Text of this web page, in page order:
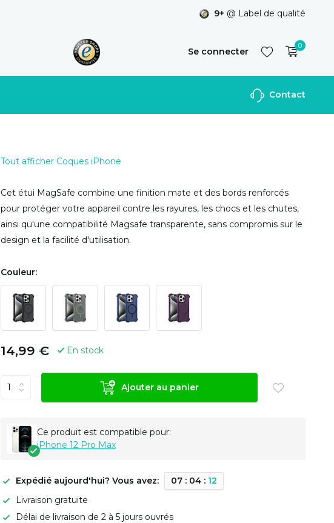
9+ @ Label de qualité
Se connecter
S'inscrire
0
Contact
Tout afficher Coques iPhone
Cet étui MagSafe combine une finition mate et des bords renforcés
pour protéger votre appareil contre les rayures, les chocs et les chutes,
ainsi qu'une compatibilité Magsafe transparente, sans compromis sur le
design et la facilité d'utilisation.
Couleur:
14,99 € En stock
Ajouter au panier
Ce produit est compatible pour:
iPhone 12 Pro Max
Expédié aujourd'hui? Vous avez: 07: 04: 12
Livraison gratuite
Délai de livraison de 2 à 5 jours ouvrés